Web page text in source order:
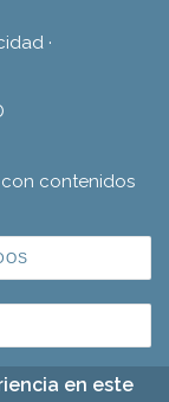
·
con contenidos
en este